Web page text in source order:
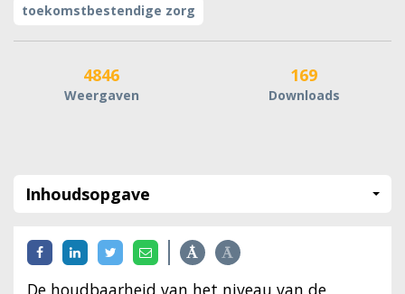
toekomstbestendige zorg
4846
Weergaven
169
Downloads
Inhoudsopgave